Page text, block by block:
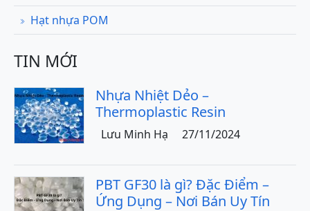
Hạt nhựa POM
TIN MỚI
Nhựa Nhiệt Dẻo –
Thermoplastic Resin
Lưu Minh Hạ 27/11/2024
PBT GF30 là gì? Đặc Điểm –
Ứng Dụng – Nơi Bán Uy Tín